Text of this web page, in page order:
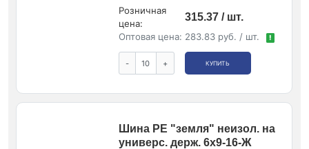
Розничная
цена:
315.37 / шт.
Оптовая цена: 283.83 руб. / шт. !
- + КУПИТЬ
Шина PE "земля" неизол. на
универс. держ. 6х9-16-Ж